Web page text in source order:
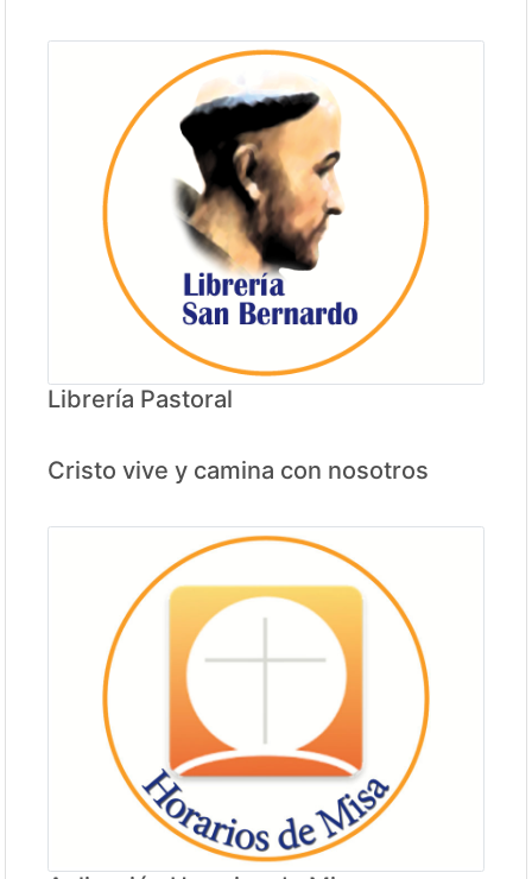
Librería Pastoral
Cristo vive y camina con nosotros